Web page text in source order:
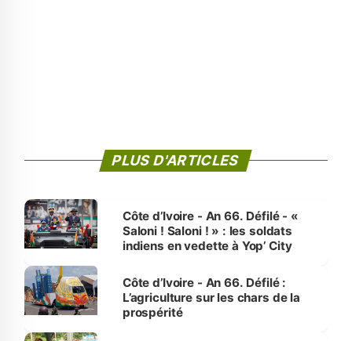
PLUS D'ARTICLES
Côte d’Ivoire - An 66. Défilé - «
Saloni ! Saloni ! » : les soldats
indiens en vedette à Yop’ City
Côte d’Ivoire - An 66. Défilé :
L’agriculture sur les chars de la
prospérité